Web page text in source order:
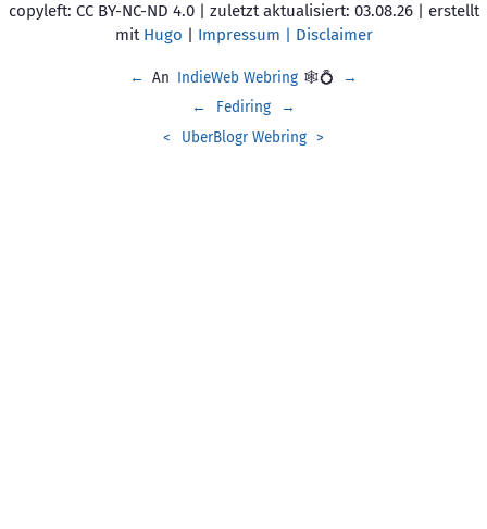
copyleft: CC BY-NC-ND 4.0 | zuletzt aktualisiert: 03.08.26 | erstellt
mit Hugo | Impressum | Disclaimer
← An IndieWeb Webring 🕸💍
→
←
Fediring
→
<
UberBlogr Webring >